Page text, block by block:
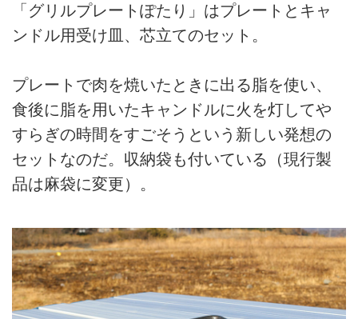
「グリルプレートぽたり」はプレートとキャ
ンドル用受け皿、芯立てのセット。
プレートで肉を焼いたときに出る脂を使い、
食後に脂を用いたキャンドルに火を灯してや
すらぎの時間をすごそうという新しい発想の
セットなのだ。収納袋も付いている（現行製
品は麻袋に変更）。